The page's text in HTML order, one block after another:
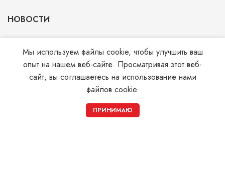
НОВОСТИ
УСЛУГИ
Мы используем файлы cookie, чтобы улучшить ваш
опыт на нашем веб-сайте. Просматривая этот веб-
сайт, вы соглашаетесь на использование нами
файлов cookie.
ПРИНИМАЮ
Sidebar Корзина